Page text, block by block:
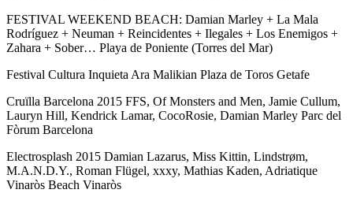
FESTIVAL WEEKEND BEACH: Damian Marley + La Mala
Rodríguez + Neuman + Reincidentes + Ilegales + Los Enemigos +
Zahara + Sober… Playa de Poniente (Torres del Mar)
Festival Cultura Inquieta Ara Malikian Plaza de Toros Getafe
Cruïlla Barcelona 2015 FFS, Of Monsters and Men, Jamie Cullum,
Lauryn Hill, Kendrick Lamar, CocoRosie, Damian Marley Parc del
Fòrum Barcelona
Electrosplash 2015 Damian Lazarus, Miss Kittin, Lindstrøm,
M.A.N.D.Y., Roman Flügel, xxxy, Mathias Kaden, Adriatique
Vinaròs Beach Vinaròs